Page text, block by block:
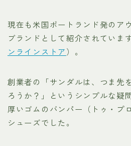
現在も米国ポートランド発のア
ブランドとして紹介されていま
ンラインストア）。
創業者の「サンダルは、つま先
ろうか？」というシンプルな疑
厚いゴムのバンパー（トゥ・プ
シューズでした。